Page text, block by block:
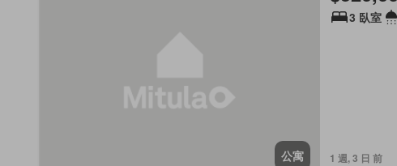
公寓
3 臥室
1 週, 3 日 前